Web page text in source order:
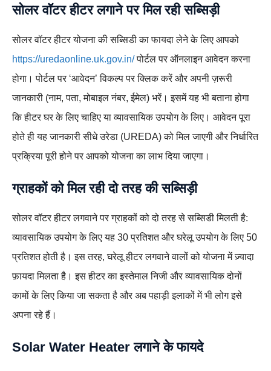
सोलर वॉटर हीटर लगाने पर मिल रही सब्सिड़ी
सोलर वॉटर हीटर योजना की सब्सिडी का फायदा लेने के लिए आपको
https://uredaonline.uk.gov.in/पोर्टल पर ऑनलाइन आवेदन करना
होगा। पोर्टल पर ‘आवेदन’ विकल्प पर क्लिक करें और अपनी ज़रूरी
जानकारी (नाम, पता, मोबाइल नंबर, ईमेल) भरें। इसमें यह भी बताना होगा
कि हीटर घर के लिए चाहिए या व्यावसायिक उपयोग के लिए। आवेदन पूरा
होते ही यह जानकारी सीधे उरेडा (UREDA) को मिल जाएगी और निर्धारित
प्रक्रिया पूरी होने पर आपको योजना का लाभ दिया जाएगा।
ग्राहकों को मिल रही दो तरह की सब्सिड़ी
सोलर वॉटर हीटर लगवाने पर ग्राहकों को दो तरह से सब्सिडी मिलती है:
व्यावसायिक उपयोग के लिए यह 30 प्रतिशत और घरेलू उपयोग के लिए 50
प्रतिशत होती है। इस तरह, घरेलू हीटर लगवाने वालों को योजना में ज़्यादा
फ़ायदा मिलता है। इस हीटर का इस्तेमाल निजी और व्यावसायिक दोनों
कामों के लिए किया जा सकता है और अब पहाड़ी इलाकों में भी लोग इसे
अपना रहे हैं।
Solar Water Heater लगाने के फायदे